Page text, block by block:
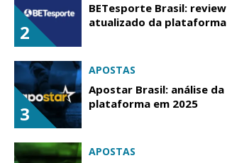
2
BETesporte Brasil: review
atualizado da plataforma
3
APOSTAS
Apostar Brasil: análise da
plataforma em 2025
APOSTAS